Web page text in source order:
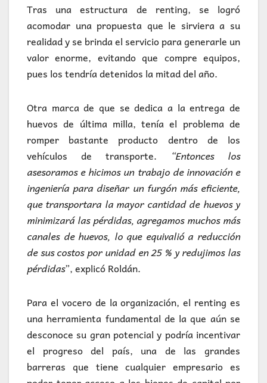
Tras una estructura de renting, se logró
acomodar una propuesta que le sirviera a su
realidad y se brinda el servicio para generarle un
valor enorme, evitando que compre equipos,
pues los tendría detenidos la mitad del año.
Otra marca de que se dedica a la entrega de
huevos de última milla, tenía el problema de
romper bastante producto dentro de los
vehículos de transporte.
“Entonces los
asesoramos e hicimos un trabajo de innovación e
ingeniería para diseñar un furgón más eficiente,
que transportara la mayor cantidad de huevos y
minimizará las pérdidas, agregamos muchos más
canales de huevos, lo que equivalió a reducción
de sus costos por unidad en 25 % y redujimos las
pérdidas”, explicó Roldán.
Para el vocero de la organización, el renting es
una herramienta fundamental de la que aún se
desconoce su gran potencial y podría incentivar
el progreso del país, una de las grandes
barreras que tiene cualquier empresario es